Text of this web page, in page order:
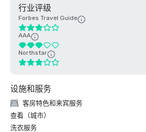
行业评级
Forbes Travel Guide
AAA
Northstar
设施和服务
客房特色和来宾服务
查看（城市）
洗衣服务